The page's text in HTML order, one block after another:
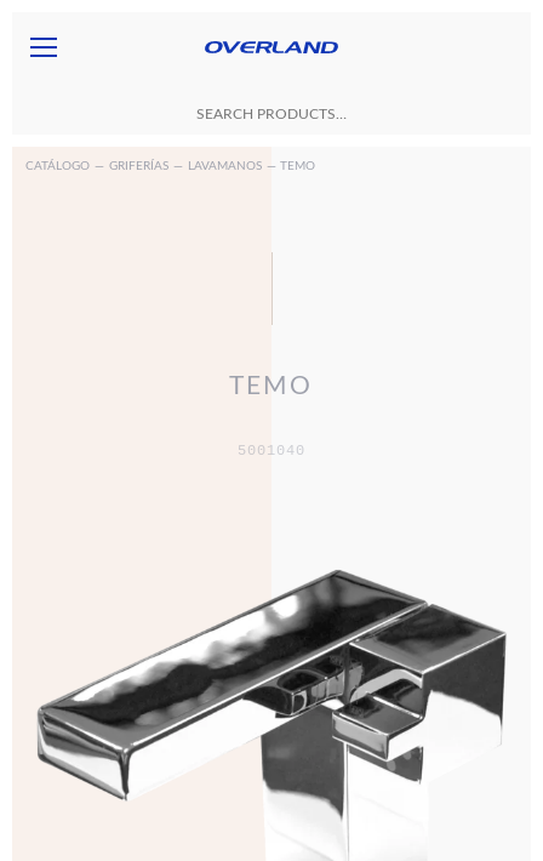
CATÁLOGO — GRIFERÍAS — LAVAMANOS — TEMO
TEMO
5001040